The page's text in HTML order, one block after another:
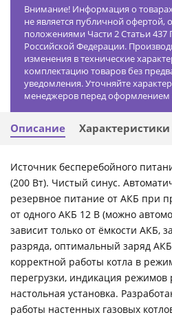
Внимание! Информация о
не является публичной офертой,
положениями Части 2 Статьи 437
Российской Федерации.
изменения в технические
комплектацию товаров без
уведомления. Уточняйте
менеджеров перед оформлением
Описание Характеристики
Источник бесперебойного
(200 Вт). Чистый синус.
резервное питание от АКБ при
от одного АКБ 12 В (можно
зависит только от ёмкости АКБ,
разряда, оптимальный заряд
корректной работы котла в
перегрузки, индикация режимов
настольная установка.
работы настенных газовых